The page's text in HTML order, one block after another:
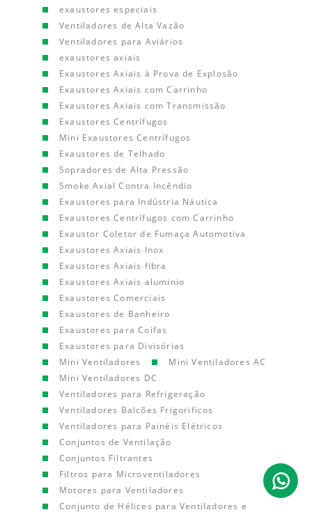
exaustores especiais
Ventiladores de Alta Vazão
Ventiladores para Aviários
exaustores axiais
Exaustores Axiais à Prova de Explosão
Exaustores Axiais com Carrinho
Exaustores Axiais com Transmissão
Exaustores Centrífugos
Mini Exaustores Centrífugos
Exaustores de Telhado
Sopradores de Alta Pressão
Smoke Axial Contra Incêndio
Exaustores para Indústria Náutica
Exaustores Centrífugos com Carrinho
Exaustor Coletor de Fumaça Automotiva
Exaustores Axiais Inox
Exaustores Axiais fibra
Exaustores Axiais aluminio
Exaustores Comerciais
Exaustores de Banheiro
Exaustores para Coifas
Exaustores para Divisórias
Mini Ventiladores
Mini Ventiladores AC
Mini Ventiladores DC
Ventiladores para Refrigeração
Ventiladores Balcões Frigorificos
Ventiladores para Painéis Elétricos
Conjuntos de Ventilação
Conjuntos Filtrantes
Filtros para Microventiladores
Motores para Ventiladores
Conjunto de Hélices para Ventiladores e